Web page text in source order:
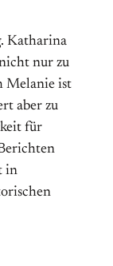
Katharina
nur zu
Melanie ist
aber zu
für
in